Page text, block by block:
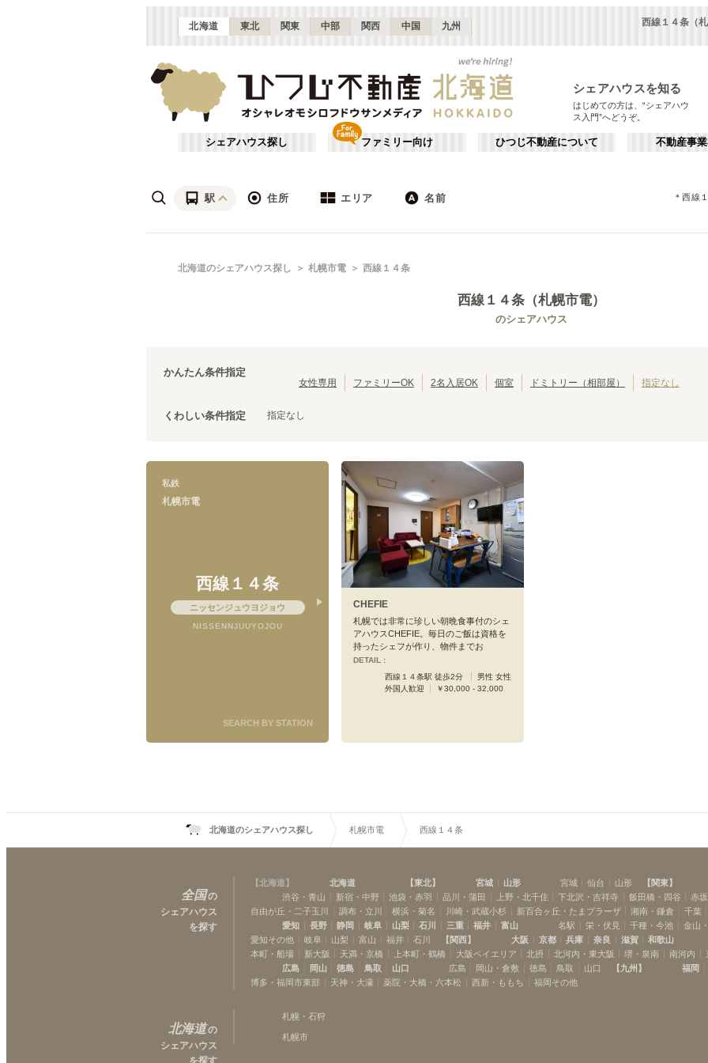
北海道 東北 関東 中部 関西 中国 九州 西線１４条（
シェアハウスを知る
はじめての方は、“シェアハウ
ス入門”へどうぞ。
シェアハウス探し ファミリー向け ひつじ不動産について 不動産事
駅 住所 エリア 名前 ＊西線
札幌・石狩 (17)
あ行 か行
ぱ行
わ行
北海道のシェアハウス探し 札幌市電 西線１４条
西線１４条（札幌市電）
のシェアハウス
かんたん条件指定
女性専用 ファミリーOK 2名入居OK 個室 ドミトリー（相部屋） 指定なし
くわしい条件指定 指定なし
私鉄
札幌市電
西線１４条
ニッセンジュウヨジョウ
NISSENNJUUYOJOU
SEARCH BY STATION
CHEFIE
札幌では非常に珍しい朝晩食事付のシェ
アハウスCHEFIE。毎日のご飯は資格を
持ったシェフが作り、物件までお
DETAIL :
西線１４条駅 徒歩2分
男性 女性
外国人歓迎
￥30,000 - 32,000
北海道のシェアハウス探し 札幌市電 西線１４条
全国の
シェアハウス
を探す
【北海道 】 北海道 【東北】 宮城 山形 宮城 仙台 山形 【関東】
渋谷・青山
新宿・中野 池袋・赤羽 品川・蒲田 上野・北千住 下北沢・吉祥寺 飯田橋・四谷 赤
自由が丘・二子玉川
調布・立川 横浜・菊名 川崎・武蔵小杉 新百合ヶ丘・たまプラーザ 湘南・鎌倉 千葉
愛知
長野 静岡 岐阜 山梨 石川 三重 福井 富山 名駅 栄・伏見 千種・今池 金山
愛知その他
岐阜 山梨 富山 福井 石川 【関西】 大阪 京都 兵庫 奈良 滋賀 和歌山
本町・船場
新大阪 天満・京橋 上本町・鶴橋 大阪ベイエリア 北摂 北河内・東大阪 堺・泉南 南河内
広島
岡山 徳島 鳥取 山口 広島 岡山・倉敷 徳島 鳥取 山口 【九州 】 福岡
博多・福岡市東部
天神・大濠 薬院・大橋・六本松 西新・ももち 福岡その他
北海道の
シェアハウス
を探す
札幌・石狩
札幌市